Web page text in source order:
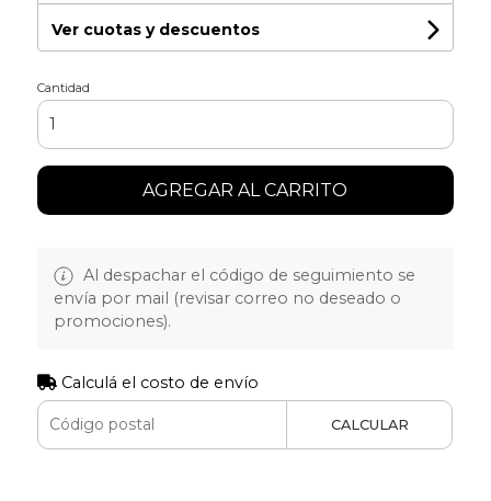
Ver cuotas y descuentos
Cantidad
AGREGAR AL CARRITO
Al despachar el código de seguimiento se
envía por mail (revisar correo no deseado o
promociones).
Calculá el costo de envío
CALCULAR